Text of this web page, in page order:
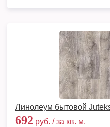
Линолеум бытовой
692 руб. / за кв. м.